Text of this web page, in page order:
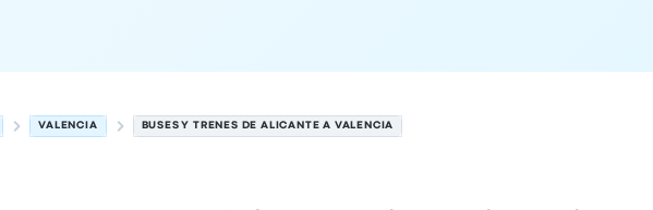
VALENCIA BUSES Y TRENES DE ALICANTE A VALENCIA